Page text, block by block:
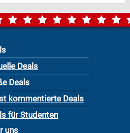
Deals
Deals
kommentierte Deals
für Studenten
uns